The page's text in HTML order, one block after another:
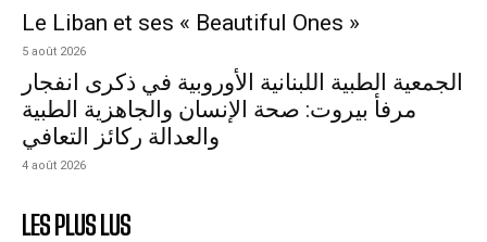
Le Liban et ses « Beautiful Ones »
5 août 2026
الجمعية الطبية اللبنانية الأوروبية في ذكرى انفجار
مرفأ بيروت: صحة الإنسان والجاهزية الطبية
والعدالة ركائز التعافي
4 août 2026
LES PLUS LUS